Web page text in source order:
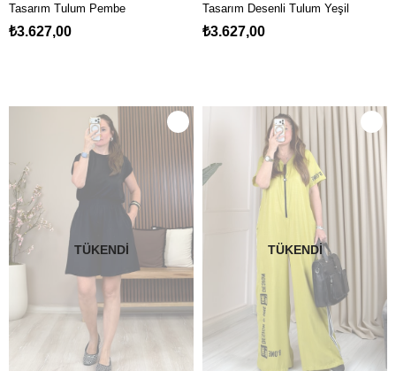
Tasarım Tulum Pembe
₺3.627,00
Tasarım Desenli Tulum Yeşil
₺3.627,00
TÜKENDI TÜKENDI